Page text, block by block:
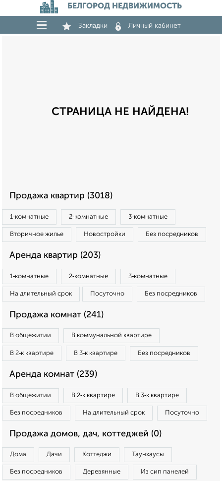
БЕЛГОРОД НЕДВИЖИМОСТЬ
Закладки Личный кабинет
СТРАНИЦА НЕ НАЙДЕНА!
Продажа квартир (3018)
1‑комнатные 2‑комнатные 3‑комнатные
Вторичное жилье Новостройки Без посредников
Аренда квартир (203)
1‑комнатные 2‑комнатные 3‑комнатные
На длительный срок Посуточно Без посредников
Продажа комнат (241)
В общежитии В коммунальной квартире
В 2‑к квартире В 3‑к квартире Без посредников
Аренда комнат (239)
В общежитии В 2‑к квартире В 3‑к квартире
Без посредников На длительный срок Посуточно
Продажа домов, дач, коттеджей (0)
Дома Дачи Коттеджи Таунхаусы
Без посредников Деревянные Из сип панелей